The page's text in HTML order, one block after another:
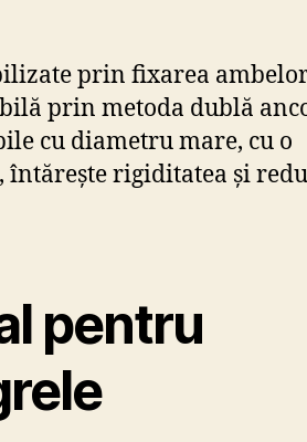
prin fixarea
prin metoda dublă
cu diametru mare, cu o
întărește rigiditatea și
pentru